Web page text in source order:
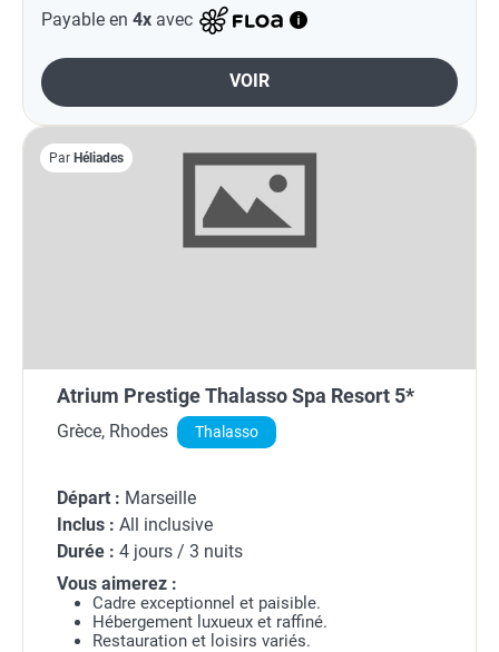
Payable en 4x avec
VOIR
Par Héliades
Atrium Prestige Thalasso Spa Resort 5*
Grèce, Rhodes Thalasso
Départ : Marseille
Inclus : All inclusive
Durée : 4 jours / 3 nuits
Vous aimerez :
Cadre exceptionnel et paisible.
Hébergement luxueux et raffiné.
Restauration et loisirs variés.